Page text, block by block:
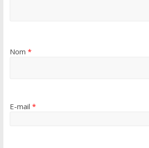
Nom *
E-mail *